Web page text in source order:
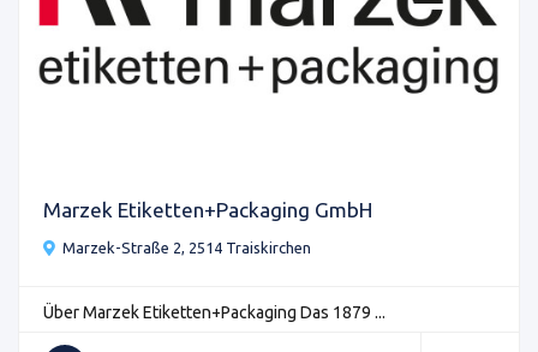
Marzek Etiketten+Packaging GmbH
Marzek-Straße 2, 2514 Traiskirchen
Über Marzek Etiketten+Packaging Das 1879 ...